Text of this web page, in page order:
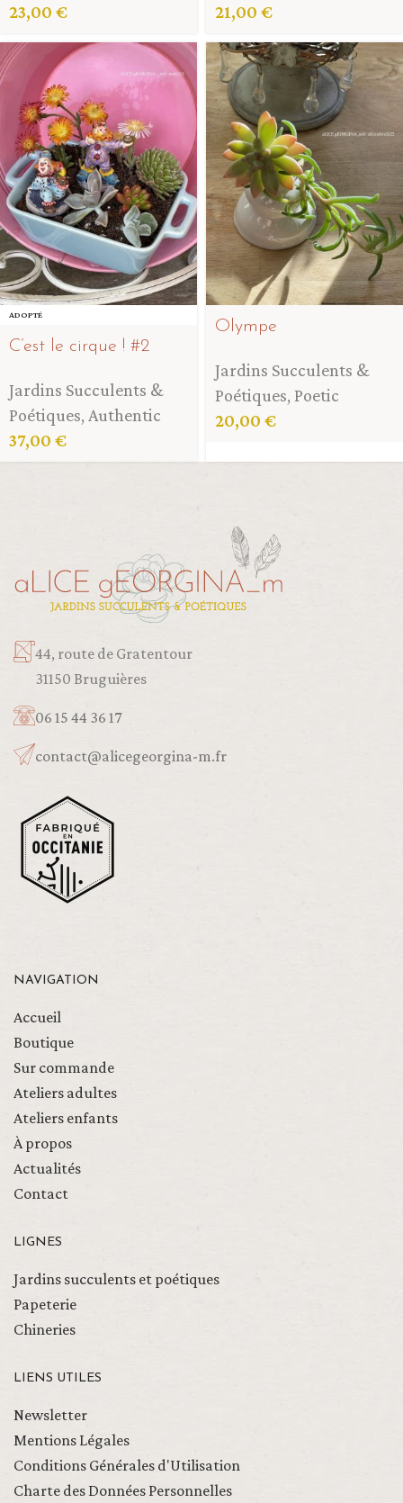
23,00 €
21,00 €
ADOPTÉ
C’est le cirque ! #2
Jardins Succulents &
Poétiques, Authentic
37,00 €
Olympe
Jardins Succulents &
Poétiques, Poetic
20,00 €
44, route de Gratentour
31150 Bruguières
06 15 44 36 17
contact@alicegeorgina-m.fr
NAVIGATION
Accueil
Boutique
Sur commande
Ateliers adultes
Ateliers enfants
À propos
Actualités
Contact
LIGNES
Jardins succulents et poétiques
Papeterie
Chineries
LIENS UTILES
Newsletter
Mentions Légales
Conditions Générales d'Utilisation
Charte des Données Personnelles